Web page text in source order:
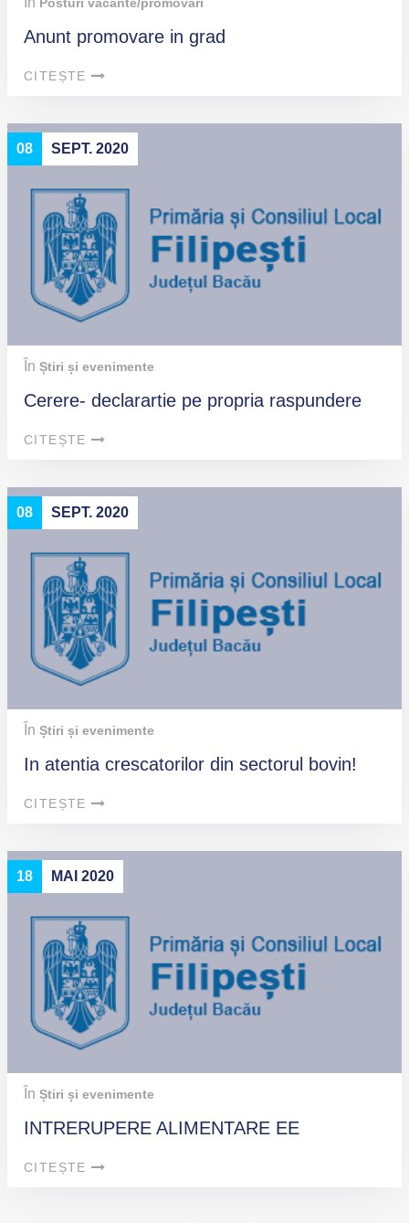
Anunt promovare in grad
CITEȘTE
08 SEPT. 2020
În Știri și evenimente
Cerere- declarartie pe propria raspundere
CITEȘTE
08 SEPT. 2020
În Știri și evenimente
In atentia crescatorilor din sectorul bovin!
CITEȘTE
18 MAI 2020
În Știri și evenimente
INTRERUPERE ALIMENTARE EE
CITEȘTE